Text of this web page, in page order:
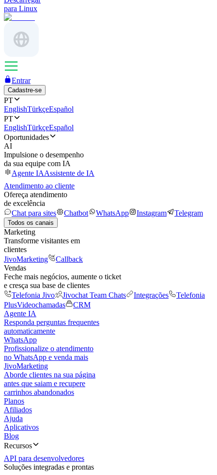
para Linux
Entrar
Cadastre-se
PT
EnglishTürkçeEspañol
PT
EnglishTürkçeEspañol
Oportunidades
AI
Impulsione o desempenho
da sua equipe com IA
Agente IAAssistente de IA
Atendimento ao cliente
Ofereça atendimento
de excelência
Chat para sites
Chatbot WhatsApp Instagram Telegram
Todos os canais
Marketing
Transforme visitantes em
clientes
JivoMarketing
Callback
Vendas
Feche mais negócios, aumente o ticket
e cresça sua base de clientes
Telefonia Jivo
Jivochat Team Chats Integrações
Telefonia
PlusVideochamadas
CRM
Agente IA
Responda perguntas frequentes
automaticamente
WhatsApp
Profissionalize o atendimento
no WhatsApp e venda mais
JivoMarketing
Aborde clientes na sua página
antes que saiam e recupere
carrinhos abandonados
Planos
Afiliados
Ajuda
Aplicativos
Blog
Recursos
API para desenvolvedores
Soluções integradas e prontas